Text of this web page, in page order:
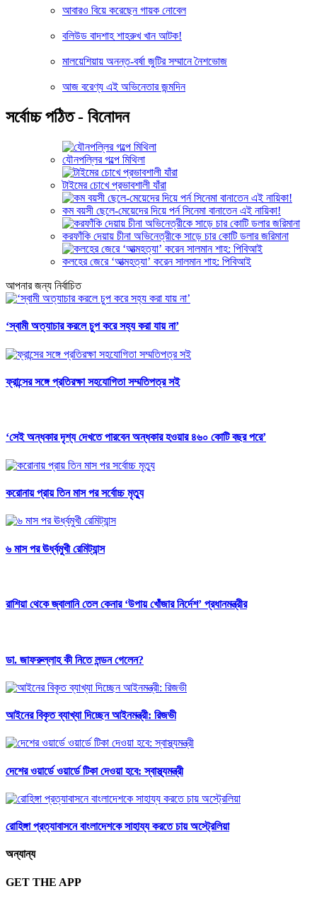
আবারও বিয়ে করেছেন গায়ক নোবেল
বলিউড বাদশাহ শাহরুখ খান আটক!
মালয়েশিয়ায় অনন্ত-বর্ষা জুটির সম্মানে নৈশভোজ
আজ বরেণ্য এই অভিনেতার জন্মদিন
সর্বোচ্চ পঠিত - বিনোদন
যৌনপল্লির গল্পে মিথিলা
টাইমের চোখে প্রভাবশালী যাঁরা
কম বয়সী ছেলে-মেয়েদের দিয়ে পর্ন সিনেমা বানাতেন এই নায়িকা!
করফাঁকি দেয়ায় চীনা অভিনেত্রীকে সাড়ে চার কোটি ডলার জরিমানা
কলহের জেরে ‘আত্মহত্যা’ করেন সালমান শাহ: পিবিআই
আপনার জন্য নির্বাচিত
‘স্বামী অত্যাচার করলে চুপ করে সহ্য করা যায় না’
ফ্রান্সের সঙ্গে প্রতিরক্ষা সহযোগিতা সম্মতিপত্র সই
‘সেই অন্ধকার দৃশ্য দেখতে পারবেন অন্ধকার হওয়ার ৪৬০ কোটি বছর পরে’
করোনায় প্রায় তিন মাস পর সর্বোচ্চ মৃত্যু
৬ মাস পর ঊর্ধ্বমুখী রেমিট্যান্স
রাশিয়া থেকে জ্বালানি তেল কেনার ‘উপায় খোঁজার নির্দেশ’ প্রধানমন্ত্রীর
ডা. জাফরুল্লাহ কী নিতে লন্ডন গেলেন?
আইনের বিকৃত ব্যাখ্যা দিচ্ছেন আইনমন্ত্রী: রিজভী
দেশের ওয়ার্ডে ওয়ার্ডে টিকা দেওয়া হবে: স্বাস্থ্যমন্ত্রী
রোহিঙ্গা প্রত্যাবাসনে বাংলাদেশকে সাহায্য করতে চায় অস্ট্রেলিয়া
অন্যান্য
GET THE APP